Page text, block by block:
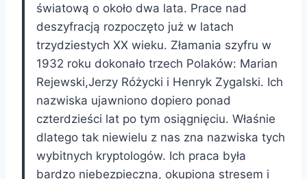
światową o około dwa lata. Prace nad
deszyfracją rozpoczęto już w latach
trzydziestych XX wieku. Złamania szyfru w
1932 roku dokonało trzech Polaków: Marian
Rejewski,Jerzy Różycki i Henryk Zygalski. Ich
nazwiska ujawniono dopiero ponad
czterdzieści lat po tym osiągnięciu. Właśnie
dlatego tak niewielu z nas zna nazwiska tych
wybitnych kryptologów. Ich praca była
bardzo niebezpieczna, okupiona stresem i